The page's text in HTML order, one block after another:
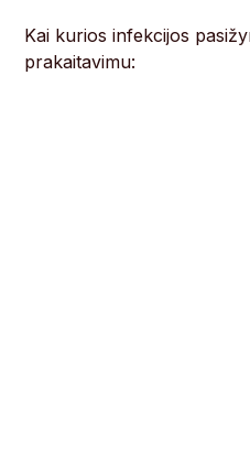
Kai kurios infekcijos
prakaitavimu: